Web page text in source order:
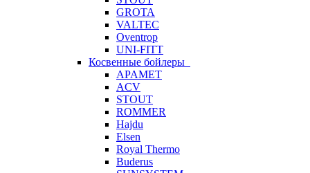
GROTA
VALTEC
Oventrop
UNI-FITT
Косвенные бойлеры
APAMET
ACV
STOUT
ROMMER
Hajdu
Elsen
Royal Thermo
Buderus